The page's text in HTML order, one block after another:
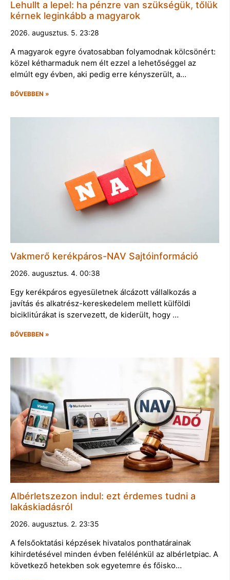
Lehullt a lepel: ha pénzre van szükségük, tőlük
kérnek leginkább a magyarok
2026. augusztus. 5. 23:28
A magyarok egyre óvatosabban folyamodnak kölcsönért:
közel kétharmaduk nem élt ezzel a lehetőséggel az
elmúlt egy évben, aki pedig erre kényszerült, a…
BŐVEBBEN »
Vakmerő kerékpáros-NAV Sajtóinformáció
2026. augusztus. 4. 00:38
Egy kerékpáros egyesületnek álcázott vállalkozás a
javítás és alkatrész-kereskedelem mellett külföldi
biciklitúrákat is szervezett, de kiderült, hogy …
BŐVEBBEN »
Albérletszezon indul: ezt érdemes tudni a
lakáskiadásról
2026. augusztus. 2. 23:35
A felsőoktatási képzések hivatalos ponthatárainak
kihirdetésével minden évben felélénkül az albérletpiac. A
következő hetekben sok egyetemre és főisko…